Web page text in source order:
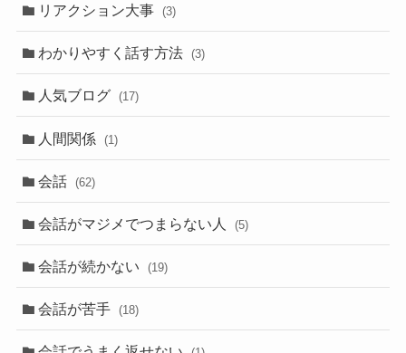
リアクション大事 (3)
わかりやすく話す方法 (3)
人気ブログ (17)
人間関係 (1)
会話 (62)
会話がマジメでつまらない人 (5)
会話が続かない (19)
会話が苦手 (18)